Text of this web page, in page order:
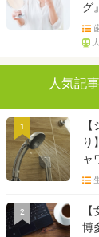
グ
人気記
1
り
ャ
2
博